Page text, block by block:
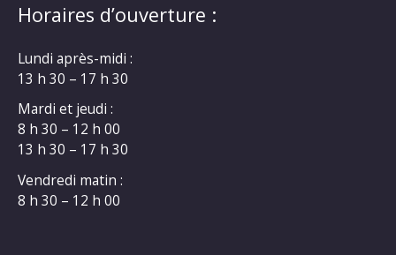
Horaires d’ouverture :
Lundi après-midi :
13 h 30 – 17 h 30
Mardi et jeudi :
8 h 30 – 12 h 00
13 h 30 – 17 h 30
Vendredi matin :
8 h 30 – 12 h 00